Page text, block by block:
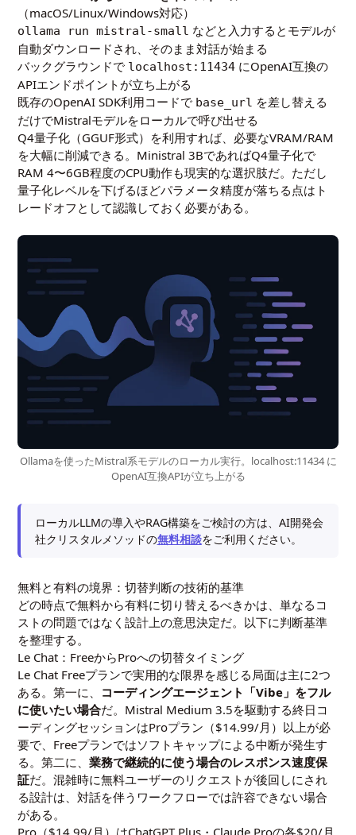
（macOS/Linux/Windows対応）
ollama run mistral-small などと入力するとモデルが
自動ダウンロードされ、そのまま対話が始まる
バックグラウンドで localhost:11434 にOpenAI互換の
APIエンドポイントが立ち上がる
既存のOpenAI SDK利用コードで base_url を差し替える
だけでMistralモデルをローカルで呼び出せる
Q4量子化（GGUF形式）を利用すれば、必要なVRAM/RAM
を大幅に削減できる。Ministral 3BであればQ4量子化で
RAM 4〜6GB程度のCPU動作も現実的な選択肢だ。ただし
量子化レベルを下げるほどパラメータ精度が落ちる点はト
レードオフとして認識しておく必要がある。
Ollamaを使ったMistral系モデルのローカル実行。localhost:11434 に
OpenAI互換APIが立ち上がる
ローカルLLMの導入やRAG構築をご検討の方は、AI開発会
社クリスタルメソッドの無料相談をご利用ください。
無料と有料の境界：切替判断の技術的基準
どの時点で無料から有料に切り替えるべきかは、単なるコ
ストの問題ではなく設計上の意思決定だ。以下に判断基準
を整理する。
Le Chat：FreeからProへの切替タイミング
Le Chat Freeプランで実用的な限界を感じる局面は主に2つ
ある。第一に、 コーディングエージェント「Vibe」をフル
に使いたい場合だ。Mistral Medium 3.5を駆動する終日コ
ーディングセッションはProプラン（$14.99/月）以上が必
要で、Freeプランではソフトキャップによる中断が発生す
る。第二に、業務で継続的に使う場合のレスポンス速度保
証だ。混雑時に無料ユーザーのリクエストが後回しにされ
る設計は、対話を伴うワークフローでは許容できない場合
がある。
Pro（$14.99/月）はChatGPT Plus・Claude Proの各$20/月